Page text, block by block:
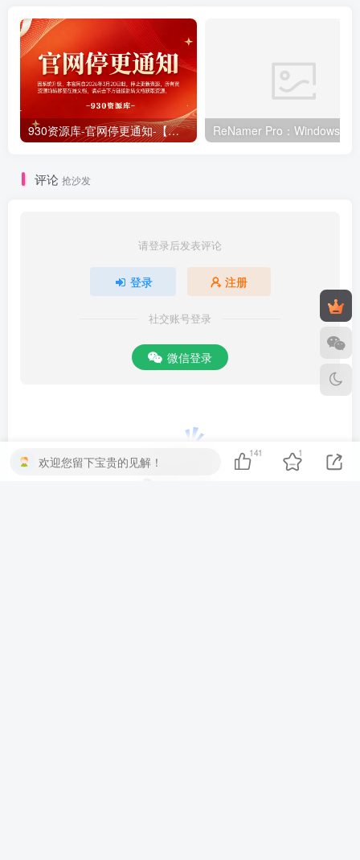
930资源库-官网停更通知-【换在线文档更新-每日更新】
评论 抢沙发
请登录后发表评论
登录 注册
社交账号登录
微信登录
欢迎您留下宝贵的见解！
141 1